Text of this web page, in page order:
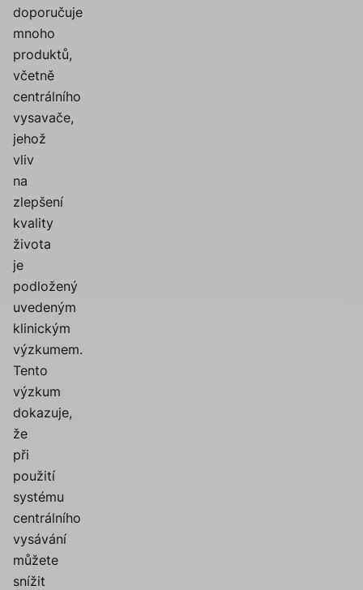
doporučuje
mnoho
produktů,
včetně
centrálního
vysavače,
jehož
vliv
na
zlepšení
kvality
života
je
podložený
uvedeným
klinickým
výzkumem.
Tento
výzkum
dokazuje,
že
při
použití
systému
centrálního
vysávání
můžete
snížit